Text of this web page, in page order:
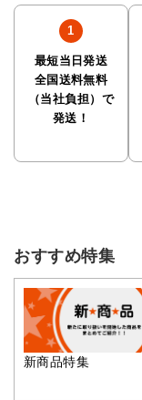
最短当日発送
全国送料無料
（当社負担）で
発送！
おすすめ特集
新商品特集